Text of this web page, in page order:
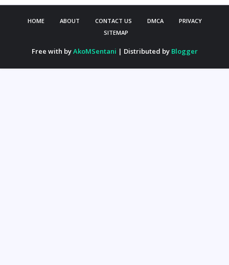
HOME ABOUT CONTACT US DMCA
PRIVACY
SITEMAP
Free with byAkoMSentani | Distributed by Blogger